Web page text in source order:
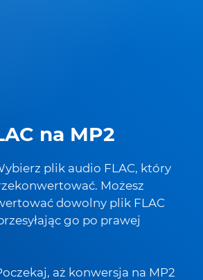
na MP2
plik audio FLAC, który
Możesz
dowolny plik FLAC
go po prawej
aż konwersja na MP2